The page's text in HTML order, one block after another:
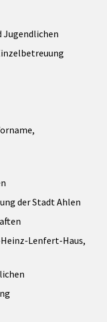
Jugendlichen
der Stadt Ahlen
Lenfert-Haus,